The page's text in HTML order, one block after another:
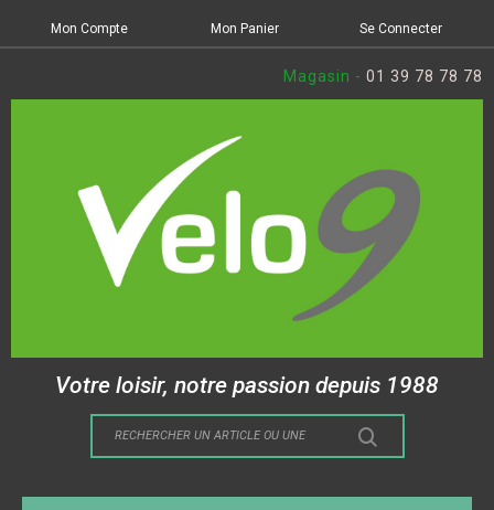
Mon Compte Mon Panier Se Connecter
Magasin - 01 39 78 78 78
Votre loisir, notre passion depuis 1988